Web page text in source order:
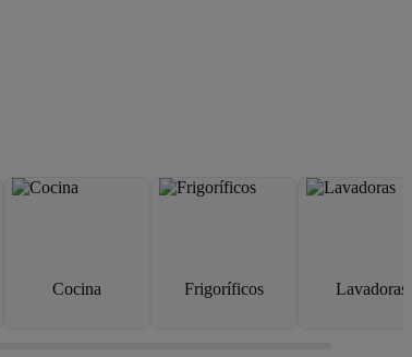
Cocina Frigoríficos Lavadoras